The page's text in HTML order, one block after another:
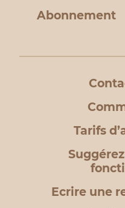
Abonnement
Tarifs
Ecrire une